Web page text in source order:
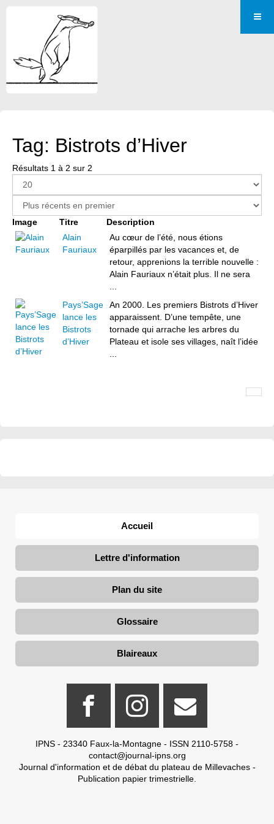
Tag: Bistrots d’Hiver
Résultats 1 à 2 sur 2
Image Titre
Description
Alain
Fauriaux
Au cœur de l’été, nous étions
éparpillés par les vacances et, de
retour, apprenions la terrible nouvelle :
Alain Fauriaux n’était plus. Il ne sera
Pays’Sage
lance les
Bistrots
d’Hiver
An 2000. Les premiers Bistrots d’Hiver
apparaissent. D’une tempête, une
tornade qui arrache les arbres du
Plateau et isole ses villages, naît l’idée
Accueil
Lettre d'information
Plan du site
Glossaire
Blaireaux
IPNS - 23340 Faux-la-Montagne - ISSN 2110-5758 -
contact@journal-ipns.org
Journal d'information et de débat du plateau de Millevaches -
Publication papier trimestrielle.